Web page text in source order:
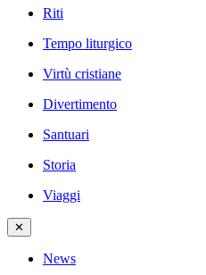
Riti
Tempo liturgico
Virtù cristiane
Divertimento
Santuari
Storia
Viaggi
✕
News